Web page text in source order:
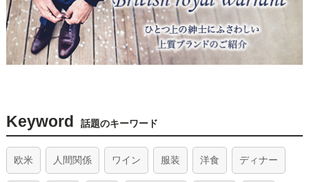
Keyword 話題のキーワード
欧米 人間関係 ワイン 服装 洋食 ディナー